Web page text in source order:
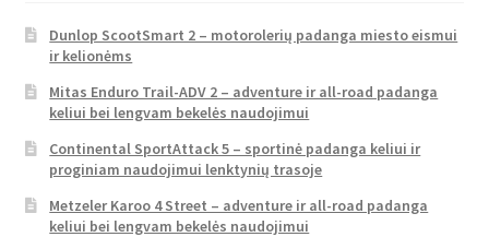
Dunlop ScootSmart 2 – motorolerių padanga miesto eismui
ir kelionėms
Mitas Enduro Trail-ADV 2 – adventure ir all-road padanga
keliui bei lengvam bekelės naudojimui
Continental SportAttack 5 – sportinė padanga keliui ir
proginiam naudojimui lenktynių trasoje
Metzeler Karoo 4 Street – adventure ir all-road padanga
keliui bei lengvam bekelės naudojimui